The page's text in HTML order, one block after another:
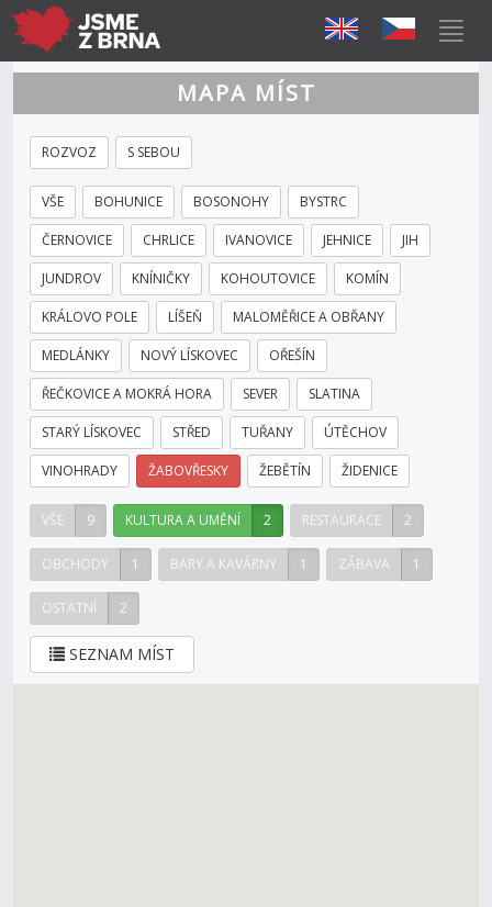
MAPA MÍST
ROZVOZ S SEBOU
VŠE BOHUNICE BOSONOHY BYSTRC
ČERNOVICE CHRLICE IVANOVICE JEHNICE JIH
JUNDROV KNÍNIČKY KOHOUTOVICE KOMÍN
KRÁLOVO POLE LÍŠEŇ MALOMĚŘICE A OBŘANY
MEDLÁNKY NOVÝ LÍSKOVEC OŘEŠÍN
ŘEČKOVICE A MOKRÁ HORA SEVER SLATINA
STARÝ LÍSKOVEC STŘED TUŘANY ÚTĚCHOV
VINOHRADY ŽABOVŘESKY ŽEBĚTÍN ŽIDENICE
VŠE 9 KULTURA A UMĚNÍ 2 RESTAURACE 2
OBCHODY 1 BARY A KAVÁRNY 1 ZÁBAVA 1
OSTATNÍ 2
SEZNAM MÍST